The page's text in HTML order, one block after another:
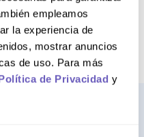
empleamos
la experiencia de
mostrar anuncios
de uso. Para más
de Privacidad y
del